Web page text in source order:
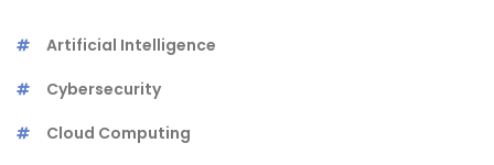
Artificial Intelligence
Cybersecurity
Cloud Computing